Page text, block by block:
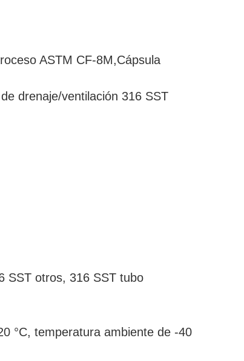
ASTM CF-8M,Cápsula
drenaje/ventilación 316 SST
SST otros, 316 SST tubo
°C, temperatura ambiente de -40